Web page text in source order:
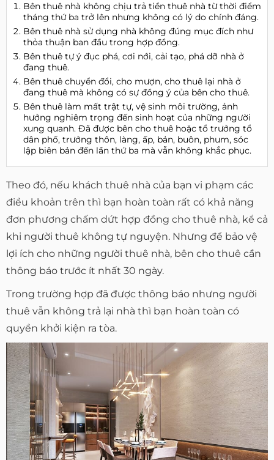
Bên thuê nhà không chịu trả tiền thuê nhà từ thời điểm
tháng thứ ba trở lên nhưng không có lý do chính đáng.
Bên thuê nhà sử dụng nhà không đúng mục đích như
thỏa thuận ban đầu trong hợp đồng.
Bên thuê tự ý đục phá, cơi nới, cải tạo, phá dỡ nhà ở
đang thuê.
Bên thuê chuyển đổi, cho mượn, cho thuê lại nhà ở
đang thuê mà không có sự đồng ý của bên cho thuê.
Bên thuê làm mất trật tự, vệ sinh môi trường, ảnh
hưởng nghiêm trọng đến sinh hoạt của những người
xung quanh. Đã được bên cho thuê hoặc tổ trưởng tổ
dân phố, trưởng thôn, làng, ấp, bản, buôn, phum, sóc
lập biên bản đến lần thứ ba mà vẫn không khắc phục.
Theo đó, nếu khách thuê nhà của bạn vi phạm các
điều khoản trên thì bạn hoàn toàn rất có khả năng
đơn phương chấm dứt hợp đồng cho thuê nhà, kể cả
khi người thuê không tự nguyện. Nhưng để bảo vệ
lợi ích cho những người thuê nhà, bên cho thuê cần
thông báo trước ít nhất 30 ngày.
Trong trường hợp đã được thông báo nhưng người
thuê vẫn không trả lại nhà thì bạn hoàn toàn có
quyền khởi kiện ra tòa.